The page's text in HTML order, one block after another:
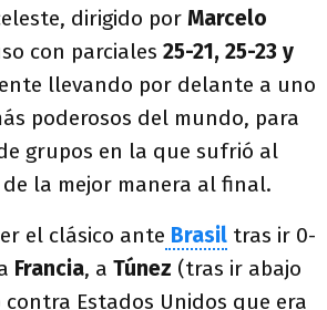
dirigido por Marcelo
con parciales 25-21, 25-23 y
llevando por delante a uno
poderosos del mundo, para
grupos en la que sufrió al
la mejor manera al final.
el clásico ante Brasil tras ir 0-
Francia, a Túnez (tras ir abajo
Estados Unidos que era